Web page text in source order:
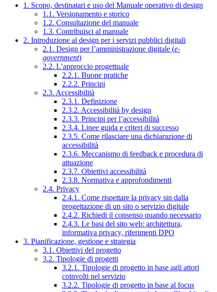
1. Scopo, destinatari e uso del Manuale operativo di design
1.1. Versionamento e storico
1.2. Consultazione del manuale
1.3. Contribuisci al manuale
2. Introduzione al design per i servizi pubblici digitali
2.1. Design per l’amministrazione digitale (e-
government)
2.2. L’approccio progettuale
2.2.1. Buone pratiche
2.2.2. Principi
2.3. Accessibilità
2.3.1. Definizione
2.3.2. Accessibilità by design
2.3.3. Principi per l’accessibilità
2.3.4. Linee guida e criteri di successo
2.3.5. Come rilasciare una dichiarazione di
accessibilità
2.3.6. Meccanismo di feedback e procedura di
attuazione
2.3.7. Obiettivi accessibilità
2.3.8. Normativa e approfondimenti
2.4. Privacy
2.4.1. Come rispettare la privacy sin dalla
progettazione di un sito o servizio digitale
2.4.2. Richiedi il consenso quando necessario
2.4.3. Le basi del sito web: architettura,
informativa privacy, riferimenti DPO
3. Pianificazione, gestione e strategia
3.1. Obiettivi del progetto
3.2. Tipologie di progetti
3.2.1. Tipologie di progetto in base agli attori
coinvolti nel servizio
3.2.2. Tipologie di progetto in base al focus